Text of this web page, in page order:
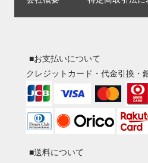
■お支払いについて
クレジットカード・代金引換・
■送料について